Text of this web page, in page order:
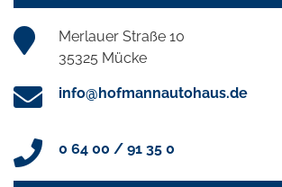
Merlauer Straße 10
35325 Mücke
info@hofmannautohaus.de
0 64 00 / 91 35 0